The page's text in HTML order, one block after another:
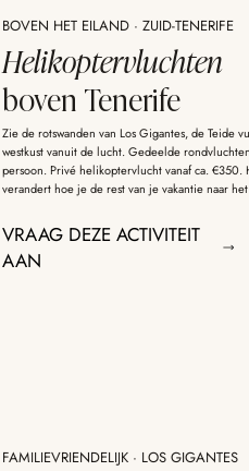
BOVEN HET EILAND · ZUID-TENERIFE
Helikoptervluchten
boven Tenerife
Zie de rotswanden van Los Gigantes, de Teide
westkust vanuit de lucht. Gedeelde
persoon. Privé helikoptervlucht vanaf ca. €350.
verandert hoe je de rest van je vakantie naar
VRAAG DEZE ACTIVITEIT
AAN
FAMILIEVRIENDELIJK · LOS GIGANTES